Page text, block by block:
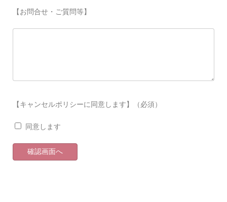
【お問合せ・ご質問等】
【キャンセルポリシーに同意します】（必須）
同意します